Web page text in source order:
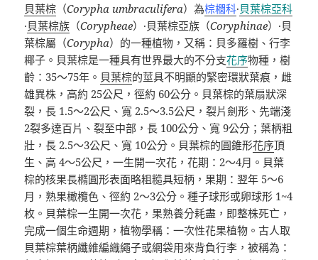
貝葉棕 （Corypha umbraculifera）為棕櫚科·貝葉棕亞科
·貝葉棕族 （Corypheae） ·貝葉棕亞族（Coryphinae） ·貝
葉棕屬（Corypha）的一種植物，又稱：貝多羅樹、行李
椰子。貝葉棕是一種具有世界最大的不分支花序物種，樹
齡： 35～75年。 貝葉棕的莖具不明顯的緊密環狀葉痕，雌
雄異株，高約 25公尺，徑約 60公分。貝葉棕的葉扇狀深
裂，長 1.5～2公尺、寬 2.5～3.5公尺，裂片劍形、先端淺
2裂多達百片、裂至中部，長 100公分、寬 9公分；葉柄粗
壯，長 2.5～3公尺、寬 10公分。貝葉棕的圓錐形花序頂
生、高 4～5公尺，一生開一次花，花期： 2～4月。貝葉
棕的核果長橢圓形表面略粗糙具短柄，果期：翌年 5～6
月，熟果橄欖色、徑約 2～3公分。種子球形或卵球形 1~4
枚。貝葉棕一生開一次花，果熟養分耗盡，即整株死亡，
完成一個生命週期，植物學稱：一次性花果植物。古人取
貝葉棕葉柄纖維編織繩子或網袋用來背負行李，被稱為：